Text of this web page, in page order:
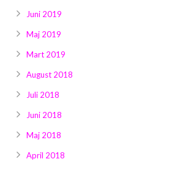
Juni 2019
Maj 2019
Mart 2019
August 2018
Juli 2018
Juni 2018
Maj 2018
April 2018